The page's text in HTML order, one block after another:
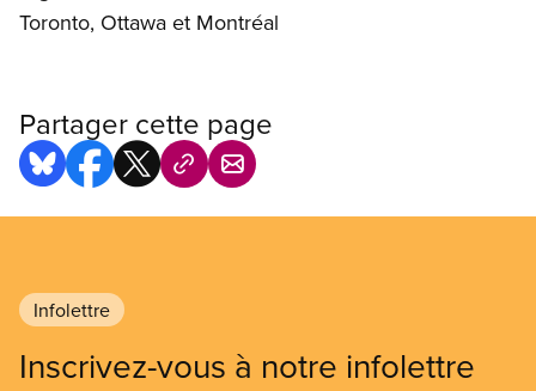
Toronto, Ottawa et Montréal
Partager cette page
Infolettre
Inscrivez-vous à notre infolettre